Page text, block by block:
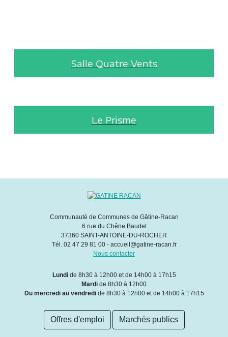
Salle Quatre Vents
Le Prisme
Communauté de Communes de Gâtine-Racan
6 rue du Chêne Baudet
37360 SAINT-ANTOINE-DU-ROCHER
Tél. 02 47 29 81 00 - accueil@gatine-racan.fr
Nous contacter
Lundide 8h30 à 12h00 et de 14h00 à 17h15
Mardi de 8h30 à 12h00
Du mercredi au vendredide 8h30 à 12h00 et de 14h00 à 17h15
Offres d'emploi Marchés publics